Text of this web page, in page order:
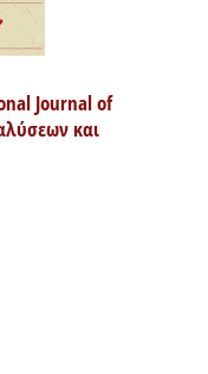
Journal of
και